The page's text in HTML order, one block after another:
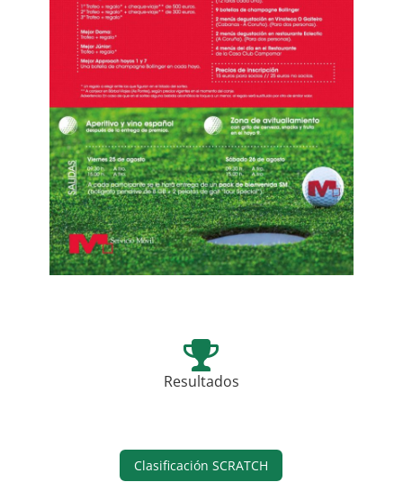
Resultados
Clasificación SCRATCH